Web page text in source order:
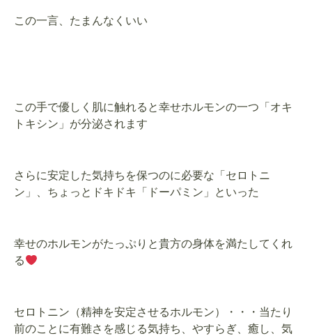
この一言、たまんなくいい
この手で優しく肌に触れると幸せホルモンの一つ「オキ
トキシン」が分泌されます
さらに安定した気持ちを保つのに必要な「セロトニ
ン」、ちょっとドキドキ「ドーパミン」といった
幸せのホルモンがたっぷりと貴方の身体を満たしてくれ
る
セロトニン（精神を安定させるホルモン）・・・当たり
前のことに有難さを感じる気持ち、やすらぎ、癒し、気